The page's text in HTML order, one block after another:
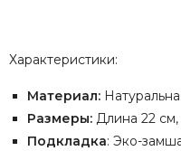
Характеристики:
Материал:
Размеры: Длина 22
Подкладка: Эко-